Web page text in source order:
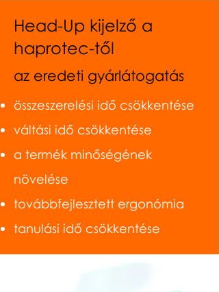
Head-Up kijelző a
haprotec-től
az eredeti gyárlátogatás
összeszerelési idő csökkentése
váltási idő csökkentése
a termék minőségének
növelése
továbbfejlesztett ergonómia
tanulási idő csökkentése